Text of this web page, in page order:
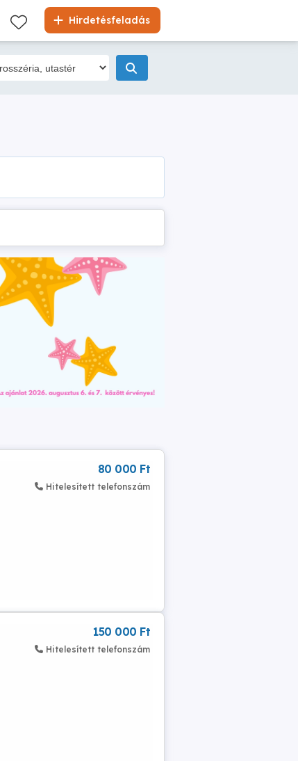
Hirdetésfeladás
80 000 Ft
Hitelesített telefonszám
150 000 Ft
Hitelesített telefonszám